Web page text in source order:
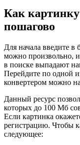
Как
пошагово
Для начала введите в
можно произвольно,
в поиске выпадают
Перейдите по одной
конвертером можно
Данный ресурс
которых до 100 Мб
Если картинка
регистрацию. Чтобы
следующее: